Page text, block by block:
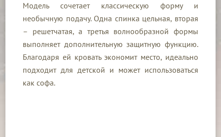
Модель сочетает классическую форму и
необычную подачу. Одна спинка цельная, вторая
– решетчатая, а третья волнообразной формы
выполняет дополнительную защитную функцию.
Благодаря ей кровать экономит место, идеально
подходит для детской и может использоваться
как софа.